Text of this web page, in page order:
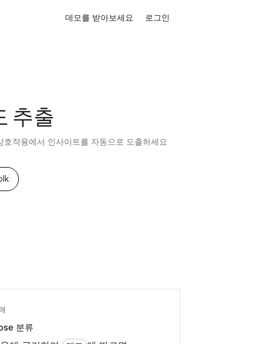
데모를 받아보세요 로그인
추출
작용에서 인사이트를 자동으로 도출하세요
분류